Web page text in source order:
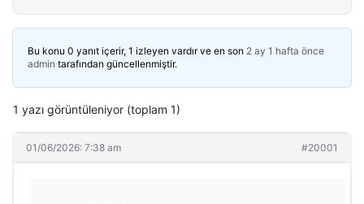
Bu konu 0 yanıt içerir, 1 izleyen vardır ve en son 2 ay 1 hafta önce
admin tarafından güncellenmiştir.
1 yazı görüntüleniyor (toplam 1)
01/06/2026: 7:38 am #20001